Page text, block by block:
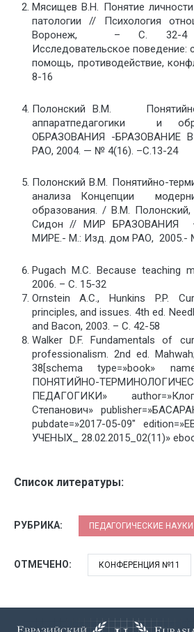
Мясищев В.Н. Понятие
патологии // Психология
Воронеж, – С. 32-4
Исследовательское поведение:
помощь, противодействие,
8-16
Полонский В.М. Понятийно-
аппаратпедагогики и
ОБРАЗОВАНИЯ -БРАЗОВАНИЕ
РАО, 2004. — № 4(16). –C.13-24
Полонский В.М. Понятийно-
анализа Концепции
образования. / В.М.
Сидон // МИР БРАЗОВАНИЯ
МИРЕ.- М.: Изд. дом РАО, 2005.-
Pugach M.C. Because teaching
2006. – С. 15-32
Ornstein A.C., Hunkins P.P.
principles, and issues. 4th ed.
and Bacon, 2003. – С. 42-58
Walker D.F. Fundamentals of
professionalism. 2nd ed.
38[schema type=»book»
ПОНЯТИЙНО-
ПЕДАГОГИКИ»
Степанович»
pubdate=»2017-05-09″
УЧЕНЫХ_ 28.02.2015_02(11)»
Список литературы:
РУБРИКА: ПЕДАГОГИЧЕСКИЕ НАУКИ
ОТМЕЧЕНО: КОНФЕРЕНЦИЯ №11